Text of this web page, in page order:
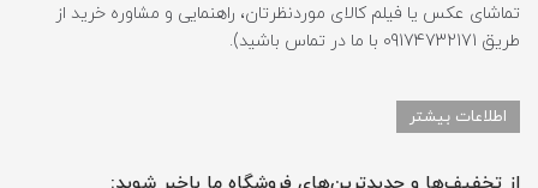
تماشای عکس یا فیلم کالای موردنظرتان، راهنمایی و مشاوره خرید از
طریق 09174732171 با ما در تماس باشید).
اطلاعات بیشتر